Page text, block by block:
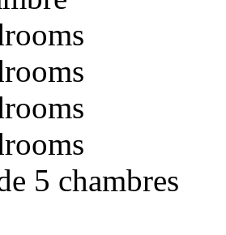
5 chambres